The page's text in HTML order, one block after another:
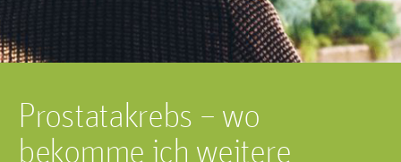
Prostatakrebs – wo
bekomme ich weitere